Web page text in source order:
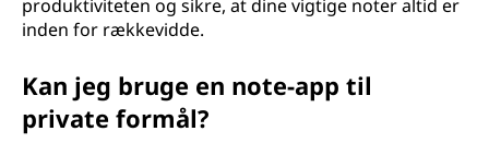
produktiviteten og sikre, at dine vigtige noter altid er
inden for rækkevidde.
Kan jeg bruge en note-app til
private formål?